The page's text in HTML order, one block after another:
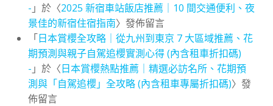
- 」於〈2025 新宿車站飯店推薦｜10 間交通便利、夜
景佳的新宿住宿指南〉發佈留言
「日本賞櫻全攻略｜從九州到東京 7 大區域推薦、花
期預測與親子自駕追櫻實測心得 (內含租車折扣碼)
- 」於〈日本賞櫻熱點推薦｜精選必訪名所、花期預
測與「自駕追櫻」全攻略 (內含租車專屬折扣碼)〉發
佈留言